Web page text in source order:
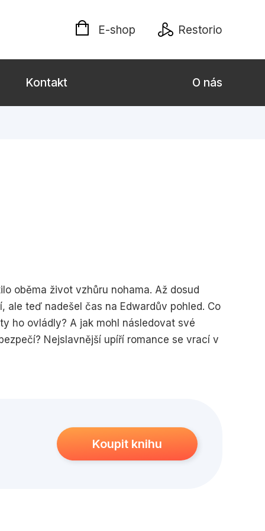
E-shop Restorio
Young adult
Kontakt O nás
oběma život vzhůru nohama. Až dosud
teď nadešel čas na Edwardův pohled. Co
ho ovládly? A jak mohl následovat své
Nejslavnější upíří romance se vrací v
Koupit knihu